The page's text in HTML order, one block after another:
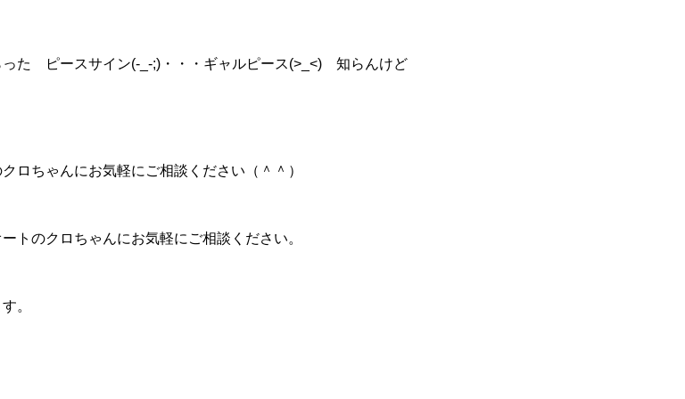
た ピースサイン(-_-;)・・・ギャルピース(>_<) 知らんけど
ロちゃんにお気軽にご相談ください（＾＾）
トのクロちゃんにお気軽にご相談ください。
。